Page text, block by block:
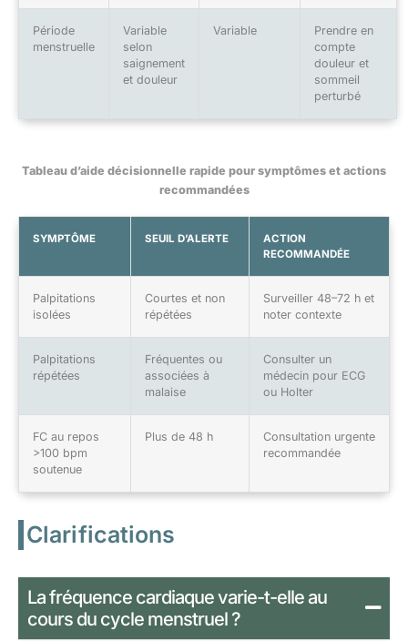
Période
menstruelle
Variable
selon
saignement
et douleur
Variable
Prendre en
compte
douleur et
sommeil
perturbé
Tableau d’aide décisionnelle rapide pour symptômes et actions
recommandées
SYMPTÔME SEUIL D’ALERTE
ACTION
RECOMMANDÉE
Palpitations
isolées
Courtes et non
répétées
Surveiller 48–72 h et
noter contexte
Palpitations
répétées
Fréquentes ou
associées à
malaise
Consulter un
médecin pour ECG
ou Holter
FC au repos
>100 bpm
soutenue
Plus de 48 h
Consultation urgente
recommandée
Clarifications
La fréquence cardiaque varie-t-elle au
cours du cycle menstruel ?